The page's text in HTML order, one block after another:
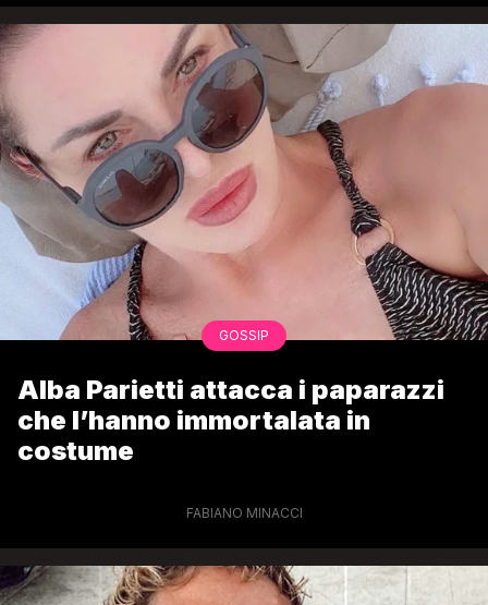
GOSSIP
Alba Parietti attacca i paparazzi
che l’hanno immortalata in
costume
FABIANO MINACCI